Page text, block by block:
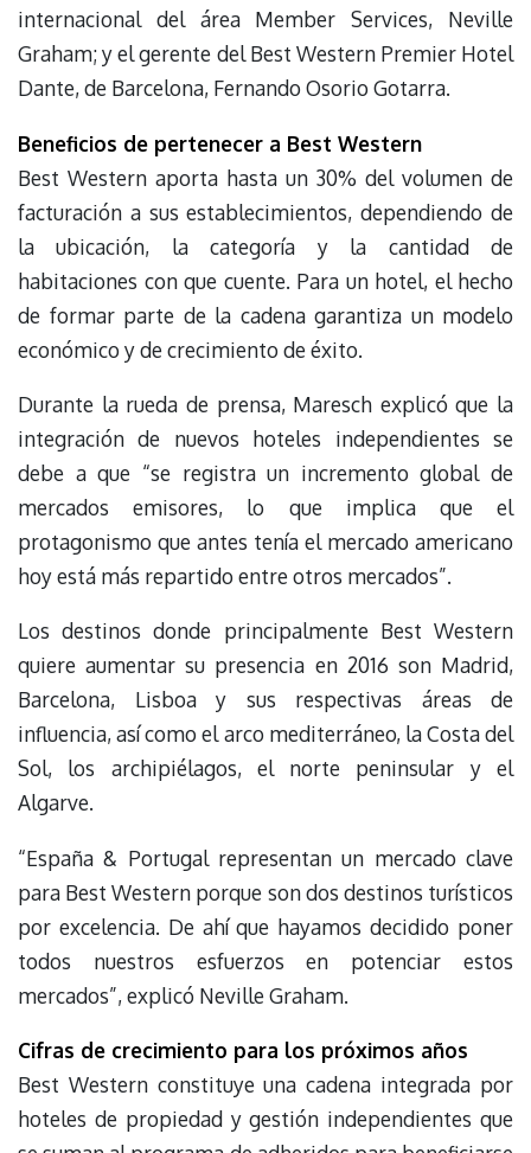
internacional del área Member Services, Neville
Graham; y el gerente del Best Western Premier Hotel
Dante, de Barcelona, Fernando Osorio Gotarra.
Beneficios de pertenecer a Best Western
Best Western aporta hasta un 30% del volumen de
facturación a sus establecimientos, dependiendo de
la ubicación, la categoría y la cantidad de
habitaciones con que cuente. Para un hotel, el hecho
de formar parte de la cadena garantiza un modelo
económico y de crecimiento de éxito.
Durante la rueda de prensa, Maresch explicó que la
integración de nuevos hoteles independientes se
debe a que “se registra un incremento global de
mercados emisores, lo que implica que el
protagonismo que antes tenía el mercado americano
hoy está más repartido entre otros mercados”.
Los destinos donde principalmente Best Western
quiere aumentar su presencia en 2016 son Madrid,
Barcelona, Lisboa y sus respectivas áreas de
influencia, así como el arco mediterráneo, la Costa del
Sol, los archipiélagos, el norte peninsular y el
Algarve.
“España & Portugal representan un mercado clave
para Best Western porque son dos destinos turísticos
por excelencia. De ahí que hayamos decidido poner
todos nuestros esfuerzos en potenciar estos
mercados”, explicó Neville Graham.
Cifras de crecimiento para los próximos años
Best Western constituye una cadena integrada por
hoteles de propiedad y gestión independientes que